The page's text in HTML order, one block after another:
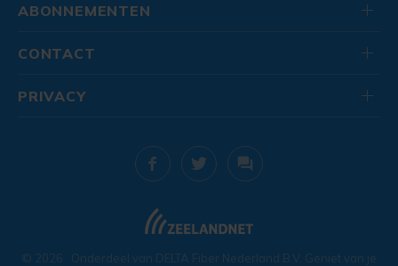
ABONNEMENTEN
CONTACT
© 2026 . Onderdeel van DELTA Fiber Nederland B.V. Geniet van je
PRIVACY